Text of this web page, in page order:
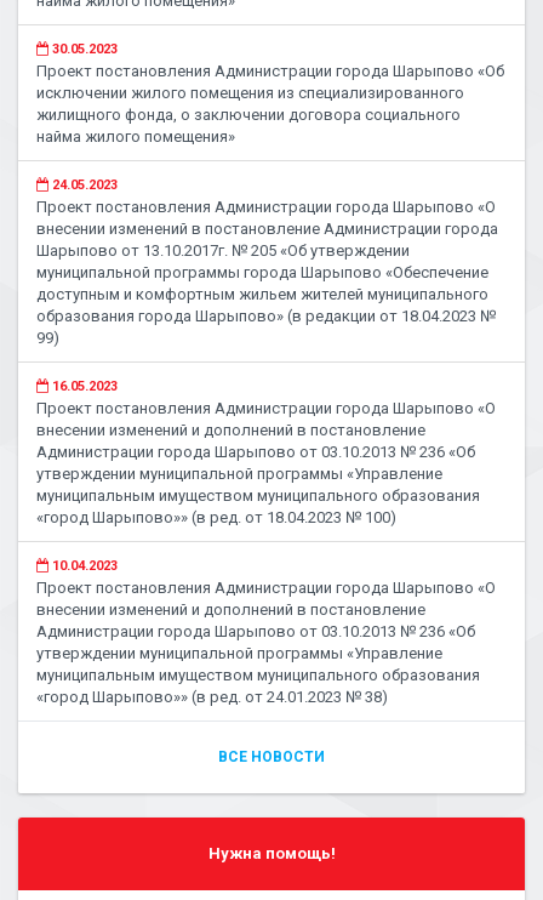
30.05.2023
Проект постановления Администрации города Шарыпово «Об
исключении жилого помещения из специализированного
жилищного фонда, о заключении договора социального
найма жилого помещения»
24.05.2023
Проект постановления Администрации города Шарыпово «О
внесении изменений в постановление Администрации города
Шарыпово от 13.10.2017г. № 205 «Об утверждении
муниципальной программы города Шарыпово «Обеспечение
доступным и комфортным жильем жителей муниципального
образования города Шарыпово» (в редакции от 18.04.2023 №
99)
16.05.2023
Проект постановления Администрации города Шарыпово «О
внесении изменений и дополнений в постановление
Администрации города Шарыпово от 03.10.2013 № 236 «Об
утверждении муниципальной программы «Управление
муниципальным имуществом муниципального образования
«город Шарыпово»» (в ред. от 18.04.2023 № 100)
10.04.2023
Проект постановления Администрации города Шарыпово «О
внесении изменений и дополнений в постановление
Администрации города Шарыпово от 03.10.2013 № 236 «Об
утверждении муниципальной программы «Управление
муниципальным имуществом муниципального образования
«город Шарыпово»» (в ред. от 24.01.2023 № 38)
ВСЕ НОВОСТИ
Нужна помощь!